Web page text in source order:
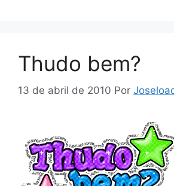
Thudo bem?
13 de abril de 2010 Por